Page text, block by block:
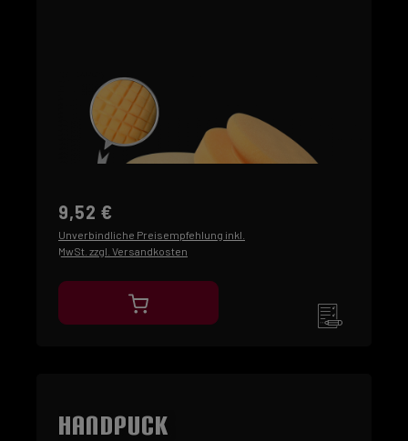
9,52 €
Unverbindliche Preisempfehlung inkl.
MwSt. zzgl. Versandkosten
HandPuck